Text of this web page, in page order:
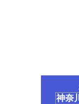
神奈